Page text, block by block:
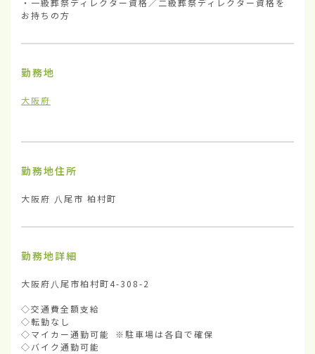
・一級葬祭ディレクター資格／二級葬祭ディレクター資格を
お持ちの方
勤務地
大阪府
勤務地住所
大阪府 八尾市 柏村町
勤務地詳細
大阪府八尾市柏村町4-308-2
◇交通費全額支給
◇転勤なし
◇マイカー通勤可能 ※駐車場は各自で確保
◇バイク通勤可能